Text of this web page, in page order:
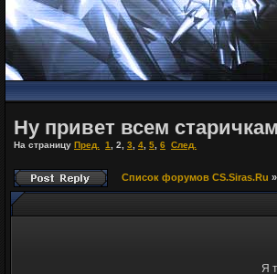
Ну привет всем
На страницу Пред. 1 2 3 4 5 6 След.
Список форумов CS.Siras.Ru »
Я